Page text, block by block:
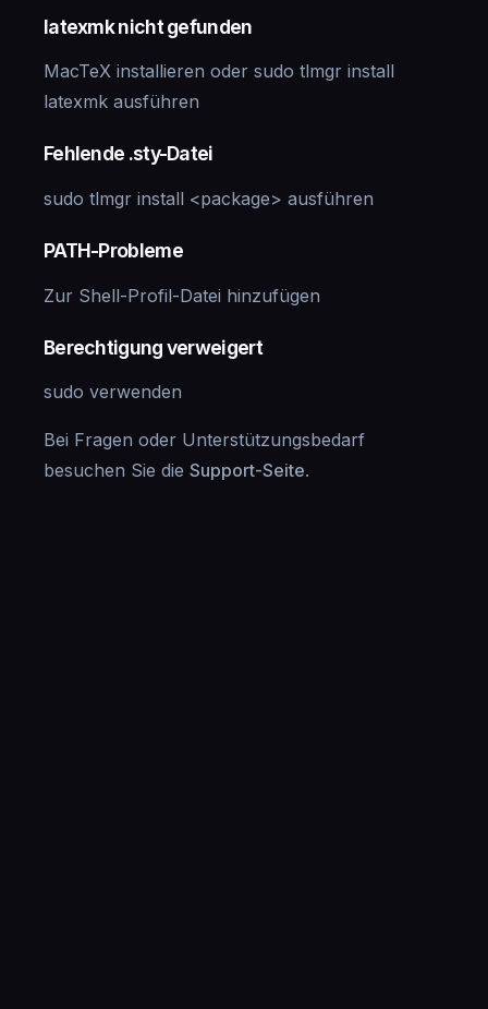
latexmk nicht gefunden
MacTeX installieren oder sudo tlmgr install
latexmk ausführen
Fehlende .sty-Datei
sudo tlmgr install <package> ausführen
PATH-Probleme
Zur Shell-Profil-Datei hinzufügen
Berechtigung verweigert
sudo verwenden
Bei Fragen oder Unterstützungsbedarf
besuchen Sie die Support-Seite.